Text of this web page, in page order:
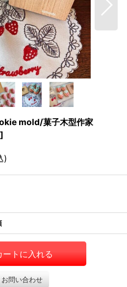
mold/菓子木型作家
]
)
ートに入れる
お問い合わせ